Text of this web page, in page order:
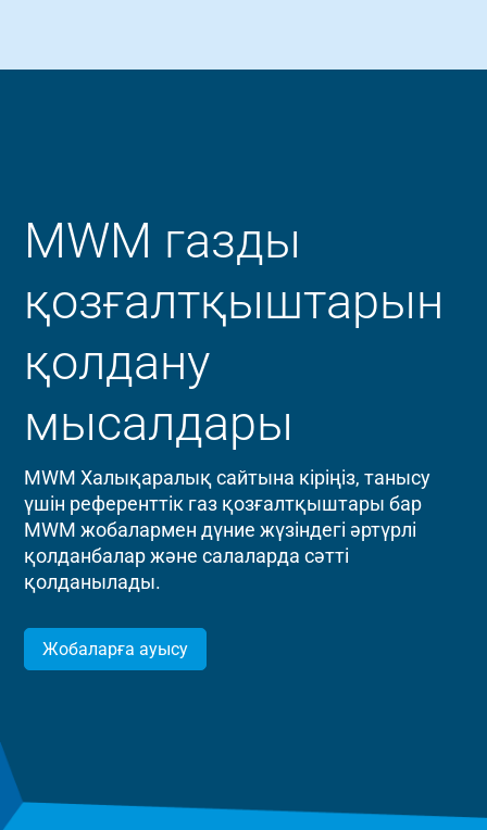
MWM газды
қозғалтқыштарын
қолдану
мысалдары
MWM Халықаралық сайтына кіріңіз, танысу
үшін референттік газ қозғалтқыштары бар
MWM жобалармен дүние жүзіндегі әртүрлі
қолданбалар және салаларда сәтті
қолданылады.
Жобаларға ауысу